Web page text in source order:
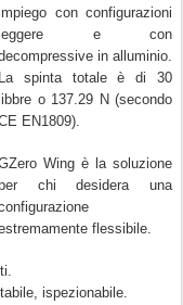
con configurazioni
leggere e con
in alluminio.
La spinta totale è di 30
libbre o 137.29 N (secondo
EN1809).
Wing è la soluzione
chi desidera una
flessibile.
ispezionabile.